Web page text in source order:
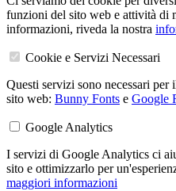
funzioni del sito web e attività di
informazioni, riveda la nostra
Cookie e Servizi Necessari
Questi servizi sono necessari
sito web: Bunny Fonts e Google
Google Analytics
I servizi di Google Analytics ci
sito e ottimizzarlo per
maggiori informazioni